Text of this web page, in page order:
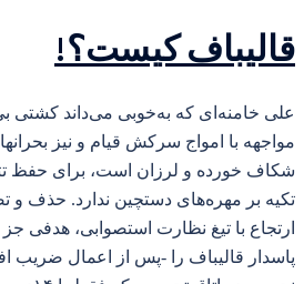
قالیباف کیست؟!
علی خامنه‌ای که به‌خوبی می‌داند کشتی
مواجهه با امواج سرکش قیام و نیز
شکاف خورده و لرزان است، برای حفظ
تکیه بر مهره‌های دستچین ندارد. حذف و
ارتجاع با تیغ نظارت استصوابی، هدفی
پاسدار قالیباف را -پس از اعمال ضریب